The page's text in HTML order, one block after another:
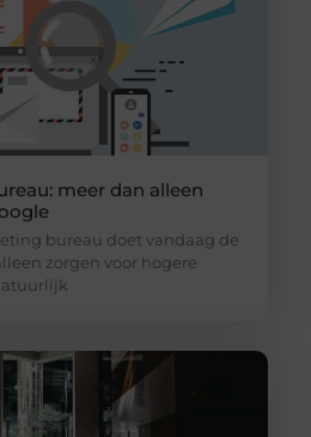
meer dan alleen
bureau doet vandaag de
zorgen voor hogere